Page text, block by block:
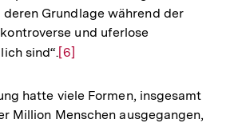
deren Grundlage während der
und uferlose
sind“.Zur
der
Fußnote
[6]
hatte viele Formen, insgesamt
Million Menschen ausgegangen,